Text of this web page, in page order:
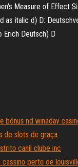
Measure of Effect
as italic d) D:
Erich Deutsch) D
bônus nd winaday
de slots de graça
canil clube inc
cassino perto de